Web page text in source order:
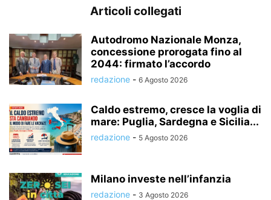
Articoli collegati
Autodromo Nazionale Monza,
concessione prorogata fino al
2044: firmato l’accordo
redazione - 6 Agosto 2026
Caldo estremo, cresce la voglia di
mare: Puglia, Sardegna e Sicilia...
redazione - 5 Agosto 2026
Milano investe nell’infanzia
redazione - 3 Agosto 2026